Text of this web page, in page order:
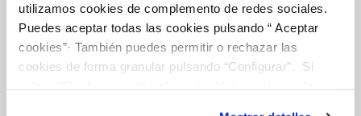
utilizamos cookies de complemento de redes sociales.
Puedes aceptar todas las cookies pulsando “ Aceptar
cookies”· También puedes permitir o rechazar las
cookies de forma granular pulsando “Configurar”. Si
INCIDENCIAS
OTRAS GESTIONES
TODAS LAS GESTIONES